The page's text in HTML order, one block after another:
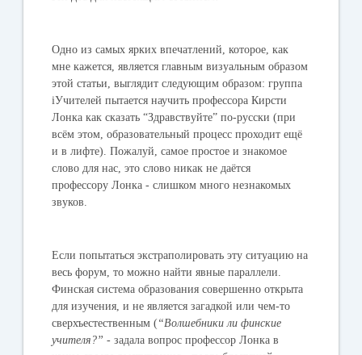
Одно из самых ярких впечатлений , которое, как
мне кажется, является главным визуальным образом
этой статьи, выглядит следующим образом: группа
iУчителей пытается научить профессора Кирсти
Лонка как сказать “Здравствуйте” по-русски (при
всём этом, образовательный процесс проходит ещё
и в лифте). Пожалуй, самое простое и знакомое
слово для нас, это слово никак не даётся
профессору Лонка - слишком много незнакомых
звуков.
Если попытаться экстраполировать эту ситуацию на
весь форум, то можно найти явные параллели.
Финская система образования совершенно открыта
для изучения, и не является загадкой или чем-то
сверхъестественным ( “Волшебники ли финские
учителя?” - задала вопрос профессор Лонка в